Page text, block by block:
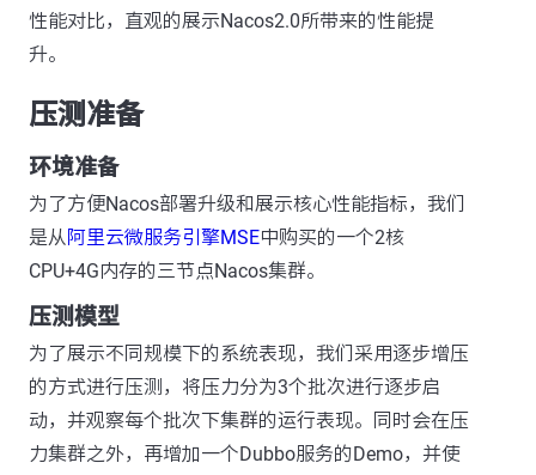
性能对比，直观的展示Nacos2.0所带来的性能提
升。
压测准备
环境准备
为了方便Nacos部署升级和展示核心性能指标，我们
是从阿里云微服务引擎MSE中购买的一个2核
CPU+4G内存的三节点Nacos集群。
压测模型
为了展示不同规模下的系统表现，我们采用逐步增压
的方式进行压测，将压力分为3个批次进行逐步启
动，并观察每个批次下集群的运行表现。同时会在压
力集群之外，再增加一个Dubbo服务的Demo，并使